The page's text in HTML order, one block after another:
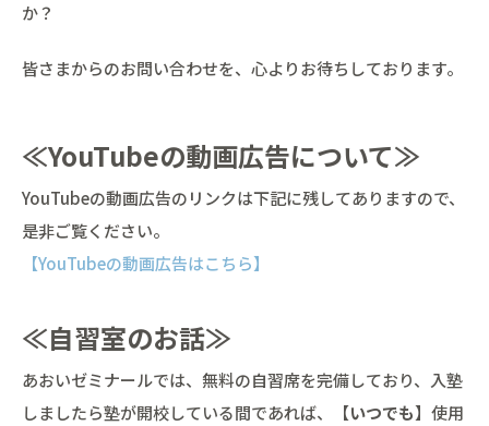
か？
皆さまからのお問い合わせを、心よりお待ちしております。
≪YouTubeの動画広告について≫
YouTubeの動画広告のリンクは下記に残してありますので、
是非ご覧ください。
【YouTubeの動画広告はこちら】
≪自習室のお話≫
あおいゼミナールでは、無料の自習席を完備しており、入塾
しましたら塾が開校している間であれば、【いつでも】使用